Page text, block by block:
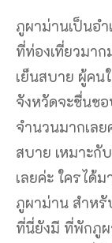
ภูผาม่านเป็นอ
ที่ท่องเที่ยวมา
เย็นสบาย ผู้คน
จังหวัดจะชื่นช
จำนวนมากเลย
สบาย เหมาะกั
เลยค่ะ ใครได้
ภูผาม่าน สำห
ที่นี่ยังมี ที่พักภู